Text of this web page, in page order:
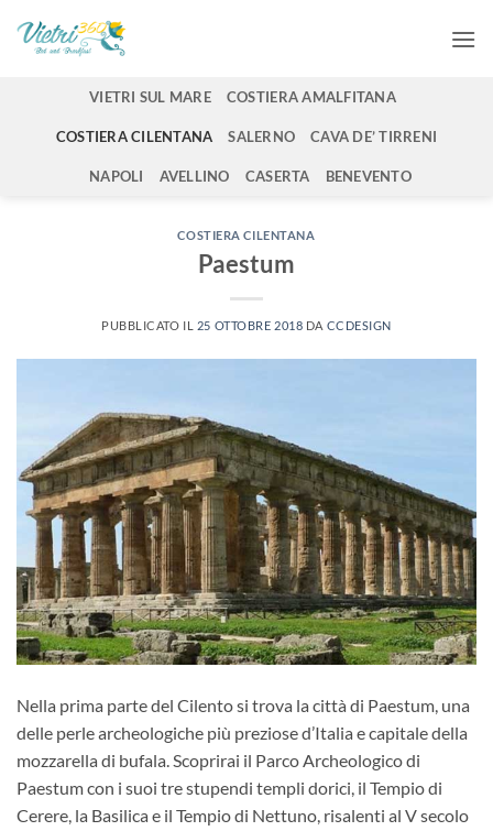
VIETRI SUL MARE COSTIERA AMALFITANA
COSTIERA CILENTANA SALERNO CAVA DE’ TIRRENI
NAPOLI AVELLINO CASERTA BENEVENTO
COSTIERA CILENTANA
Paestum
PUBBLICATO IL 25 OTTOBRE 2018 DA CCDESIGN
Nella prima parte del Cilento si trova la città di Paestum, una
delle perle archeologiche più preziose d’Italia e capitale della
mozzarella di bufala. Scoprirai il Parco Archeologico di
Paestum con i suoi tre stupendi templi dorici, il Tempio di
Cerere, la Basilica e il Tempio di Nettuno, risalenti al V secolo